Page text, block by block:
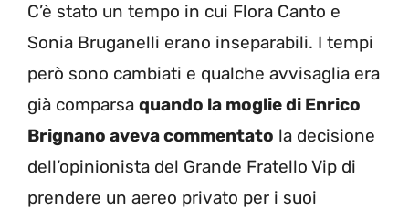
C’è stato un tempo in cui Flora Canto e
Sonia Bruganelli erano inseparabili. I tempi
però sono cambiati e qualche avvisaglia era
già comparsa quando la moglie di Enrico
Brignano aveva commentato la decisione
dell’opinionista del Grande Fratello Vip di
prendere un aereo privato per i suoi